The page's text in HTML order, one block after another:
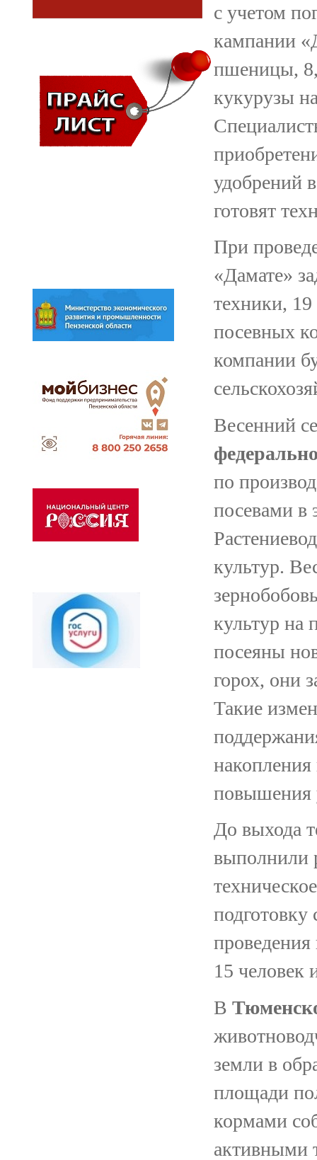
с учетом
кампании
пшеницы,
кукурузы
удобрений
готовят
При
«Дамате»
техники,
посевных
компании
Весенний
по
посевами в
культур.
культур на
посеяны
горох, они
Такие
накопления
повышения
До выхода
выполнили
проведения
15 человек
В
земли в
площади
кормами
активными